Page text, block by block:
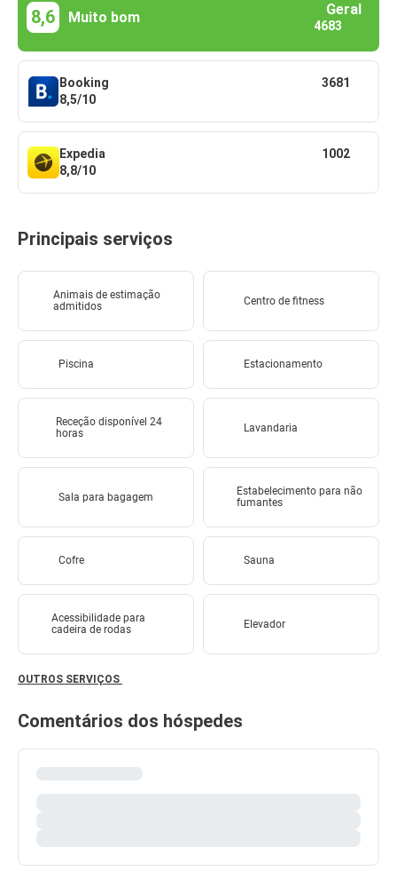
8,6 Muito bom Geral
4683
Booking
8,5/10
3681
Expedia
8,8/10
1002
Principais serviços
Animais de estimação
admitidos
Centro de fitness
Piscina Estacionamento
Receção disponível 24
horas
Lavandaria
Sala para bagagem
Estabelecimento para não
fumantes
Cofre Sauna
Acessibilidade para
cadeira de rodas
Elevador
OUTROS SERVIÇOS
Comentários dos hóspedes